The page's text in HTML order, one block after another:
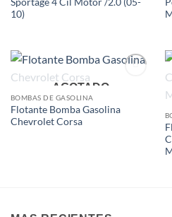
Sportage 4 Cil Motor /2.0 (05-
10)
AGOTADO
BOMBAS DE GASOLINA
Flotante Bomba Gasolina
Chevrolet Corsa